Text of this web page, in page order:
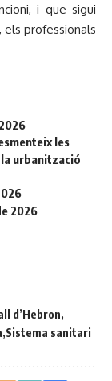
i que sigui
professionals
les
urbanització
2026
d’Hebron
Sistema sanitari